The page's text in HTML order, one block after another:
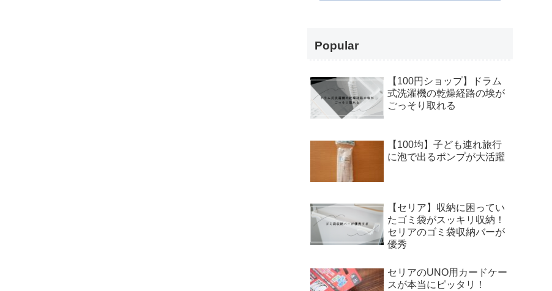
Popular
【100円ショップ】ドラム
式洗濯機の乾燥経路の埃が
ごっそり取れる
【100均】子ども連れ旅行
に泡で出るポンプが大活躍
【セリア】収納に困ってい
たゴミ袋がスッキリ収納！
セリアのゴミ袋収納バーが
優秀
セリアのUNO用カードケー
スが本当にピッタリ！